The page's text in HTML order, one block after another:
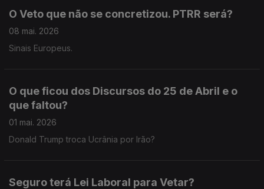
O Veto que não se concretizou. PTRR será?
08 mai. 2026
Sinais Europeus.
O que ficou dos Discursos do 25 de Abril e o
que faltou?
01 mai. 2026
Donald Trump troca Ucrânia por Irão?
Seguro terá Lei Laboral para Vetar?